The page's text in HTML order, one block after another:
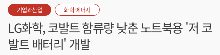
기업과산업 화학·에너지
LG화학, 코발트 함류량 낮춘 노트북용 '저 코
발트 배터리' 개발